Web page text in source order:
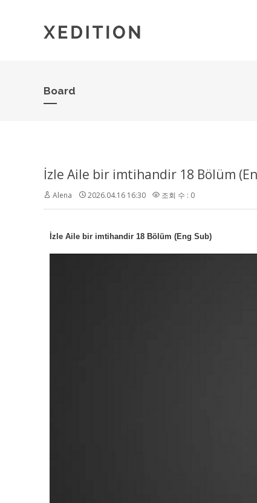
Board
İzle Aile bir imtihandir 18 Bölüm
Alena 2026.04.16 16:30 조회 수 : 0
İzle Aile bir imtihandir 18 Bölüm (Eng Sub)